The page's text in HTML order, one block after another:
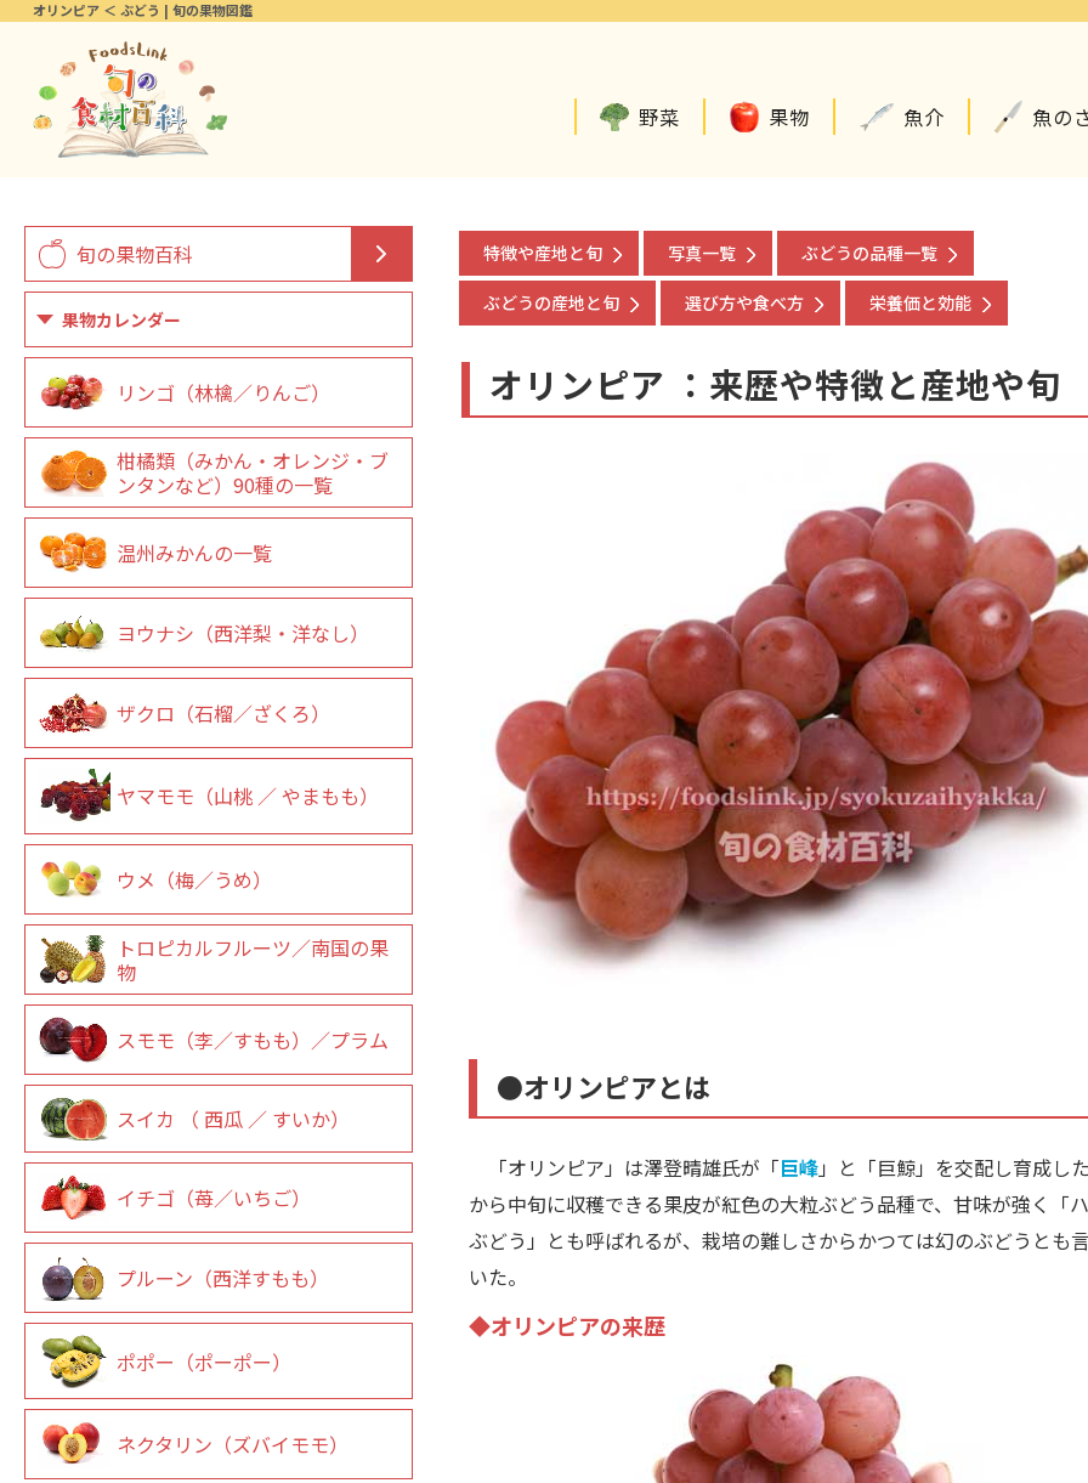
オリンピア ＜ ぶどう | 旬の果物図鑑
野菜 果物 魚介 魚の
特徴や産地と旬 写真一覧 ぶどうの品種一覧
ぶどうの産地と旬 選び方や食べ方 栄養価と効能
オリンピア ：来歴や特徴と産地や旬
●オリンピアとは
「オリンピア」は澤登晴雄氏が「巨峰」と「巨鯨」を交配し育成し
から中旬に収穫できる果皮が紅色の大粒ぶどう品種で、甘味が強く「
ぶどう」とも呼ばれるが、栽培の難しさからかつては幻のぶどうとも
いた。
◆オリンピアの来歴
旬の果物百科
果物カレンダー
リンゴ（林檎／りんご）
柑橘類（みかん・オレンジ・ブ
ンタンなど）90種の一覧
温州みかんの一覧
ヨウナシ（西洋梨・洋なし）
ザクロ（石榴／ざくろ）
ヤマモモ（山桃 ／ やまもも）
ウメ（梅／うめ）
トロピカルフルーツ／南国の果
物
スモモ（李／すもも）／プラム
スイカ （ 西瓜 ／ すいか）
イチゴ（苺／いちご）
プルーン（西洋すもも）
ポポー（ポーポー）
ネクタリン（ズバイモモ）